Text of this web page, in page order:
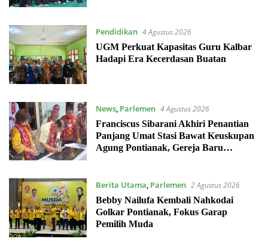
Pendidikan 4 Agustus 2026
UGM Perkuat Kapasitas Guru Kalbar
Hadapi Era Kecerdasan Buatan
News, Parlemen 4 Agustus 2026
Franciscus Sibarani Akhiri Penantian
Panjang Umat Stasi Bawat Keuskupan
Agung Pontianak, Gereja Baru
Berita Utama, Parlemen 2 Agustus 2026
Bebby Nailufa Kembali Nahkodai
Golkar Pontianak, Fokus Garap
Pemilih Muda